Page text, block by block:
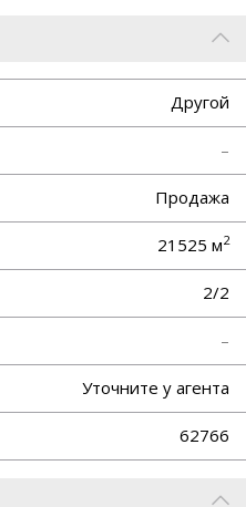
Другой
–
Продажа
21525 м2
2/2
–
Уточните у агента
62766